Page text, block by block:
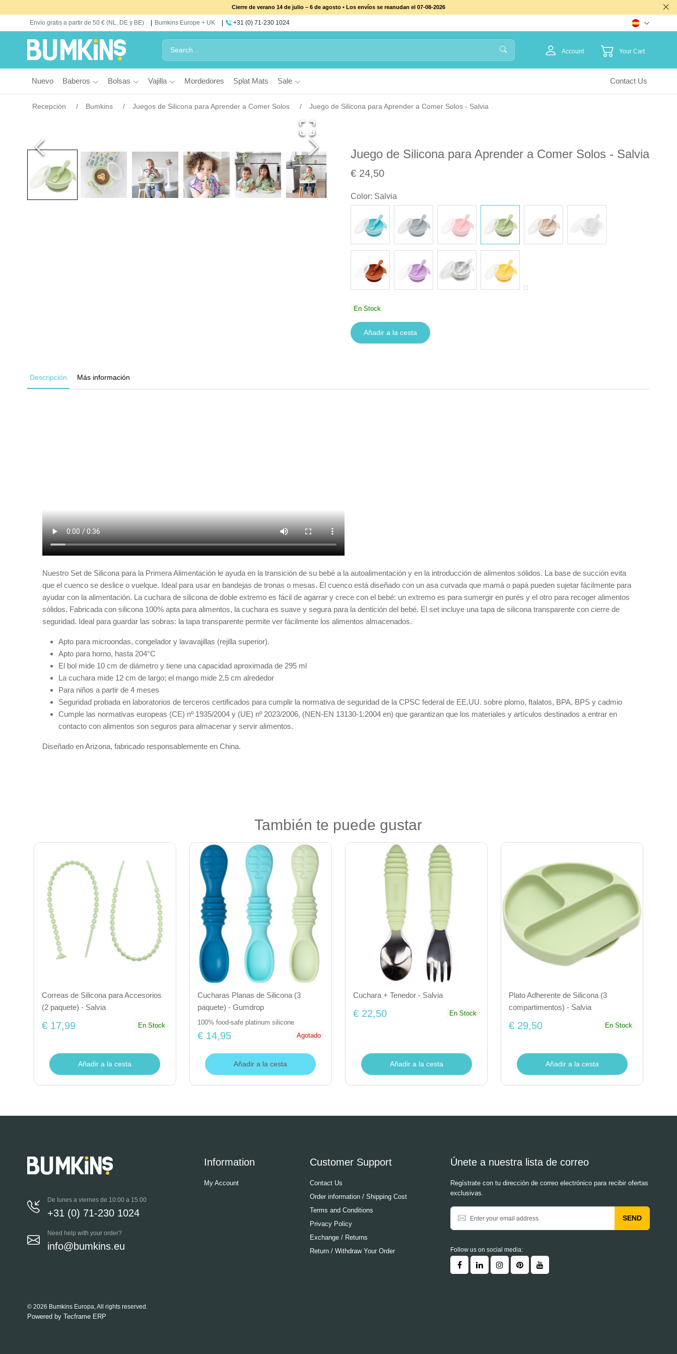
Cierre de verano 14 de julio – 6 de agosto • Los envíos se reanudan el 07-08-2026
Envío gratis a partir de 50 € (NL, DE y BE) Bumkins Europe + UK +31 (0) 71-230 1024
Account Your Cart
Nuevo Baberos Bolsas Vajilla Mordedores Splat Mats Sale Contact Us
Recepción Bumkins Juegos de Silicona para Aprender a Comer Solos Juego de Silicona para Aprender a Comer Solos - Salvia
Juego de Silicona para Aprender a Comer Solos - Salvia
€ 24,50
Color: Salvia
En Stock
Añadir a la cesta
Descripción Más información
Nuestro Set de Silicona para la Primera Alimentación le ayuda en la transición de su bebé a la autoalimentación y en la introducción de alimentos sólidos. La base de succión evita
que el cuenco se deslice o vuelque. Ideal para usar en bandejas de tronas o mesas. El cuenco está diseñado con un asa curvada que mamá o papá pueden sujetar fácilmente para
ayudar con la alimentación. La cuchara de silicona de doble extremo es fácil de agarrar y crece con el bebé: un extremo es para sumergir en purés y el otro para recoger alimentos
sólidos. Fabricada con silicona 100% apta para alimentos, la cuchara es suave y segura para la dentición del bebé. El set incluye una tapa de silicona transparente con cierre de
seguridad. Ideal para guardar las sobras: la tapa transparente permite ver fácilmente los alimentos almacenados.
Apto para microondas, congelador y lavavajillas (rejilla superior).
Apto para horno, hasta 204°C
El bol mide 10 cm de diámetro y tiene una capacidad aproximada de 295 ml
La cuchara mide 12 cm de largo; el mango mide 2,5 cm alrededor
Para niños a partir de 4 meses
Seguridad probada en laboratorios de terceros certificados para cumplir la normativa de seguridad de la CPSC federal de EE.UU. sobre plomo, ftalatos, BPA, BPS y cadmio
Cumple las normativas europeas (CE) nº 1935/2004 y (UE) nº 2023/2006, (NEN-EN 13130-1:2004 en) que garantizan que los materiales y artículos destinados a entrar en
contacto con alimentos son seguros para almacenar y servir alimentos.
Diseñado en Arizona, fabricado responsablemente en China.
También te puede gustar
Correas de Silicona para Accesorios
(2 paquete) - Salvia
€ 17,99 En Stock
Añadir a la cesta
Cucharas Planas de Silicona (3
paquete) - Gumdrop
100% food-safe platinum silicone
€ 14,95 Agotado
Añadir a la cesta
Cuchara + Tenedor - Salvia
€ 22,50 En Stock
Añadir a la cesta
Plato Adherente de Silicona (3
compartimentos) - Salvia
€ 29,50 En Stock
Añadir a la cesta
De lunes a viernes de 10:00 a 15:00
+31 (0) 71-230 1024
Need help with your order?
info@bumkins.eu
Information
My Account
Customer Support
Contact Us
Order information / Shipping Cost
Terms and Conditions
Privacy Policy
Exchange / Returns
Return / Withdraw Your Order
Únete a nuestra lista de correo
Regístrate con tu dirección de correo electrónico para recibir ofertas
exclusivas.
SEND
Follow us on social media:
© 2026 Bumkins Europa, All rights reserved.
Powered by Tecframe ERP